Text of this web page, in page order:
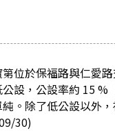
位於保福路與仁愛
設，公設率約 15 %
。除了低公設以外
30)